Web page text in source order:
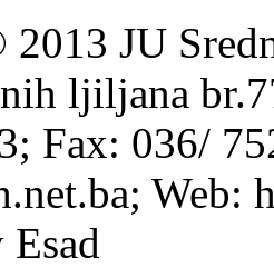
JU
ljiljana
Fax: 036/
Web: